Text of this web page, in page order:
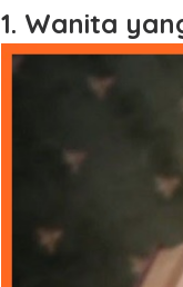
1. Wanita